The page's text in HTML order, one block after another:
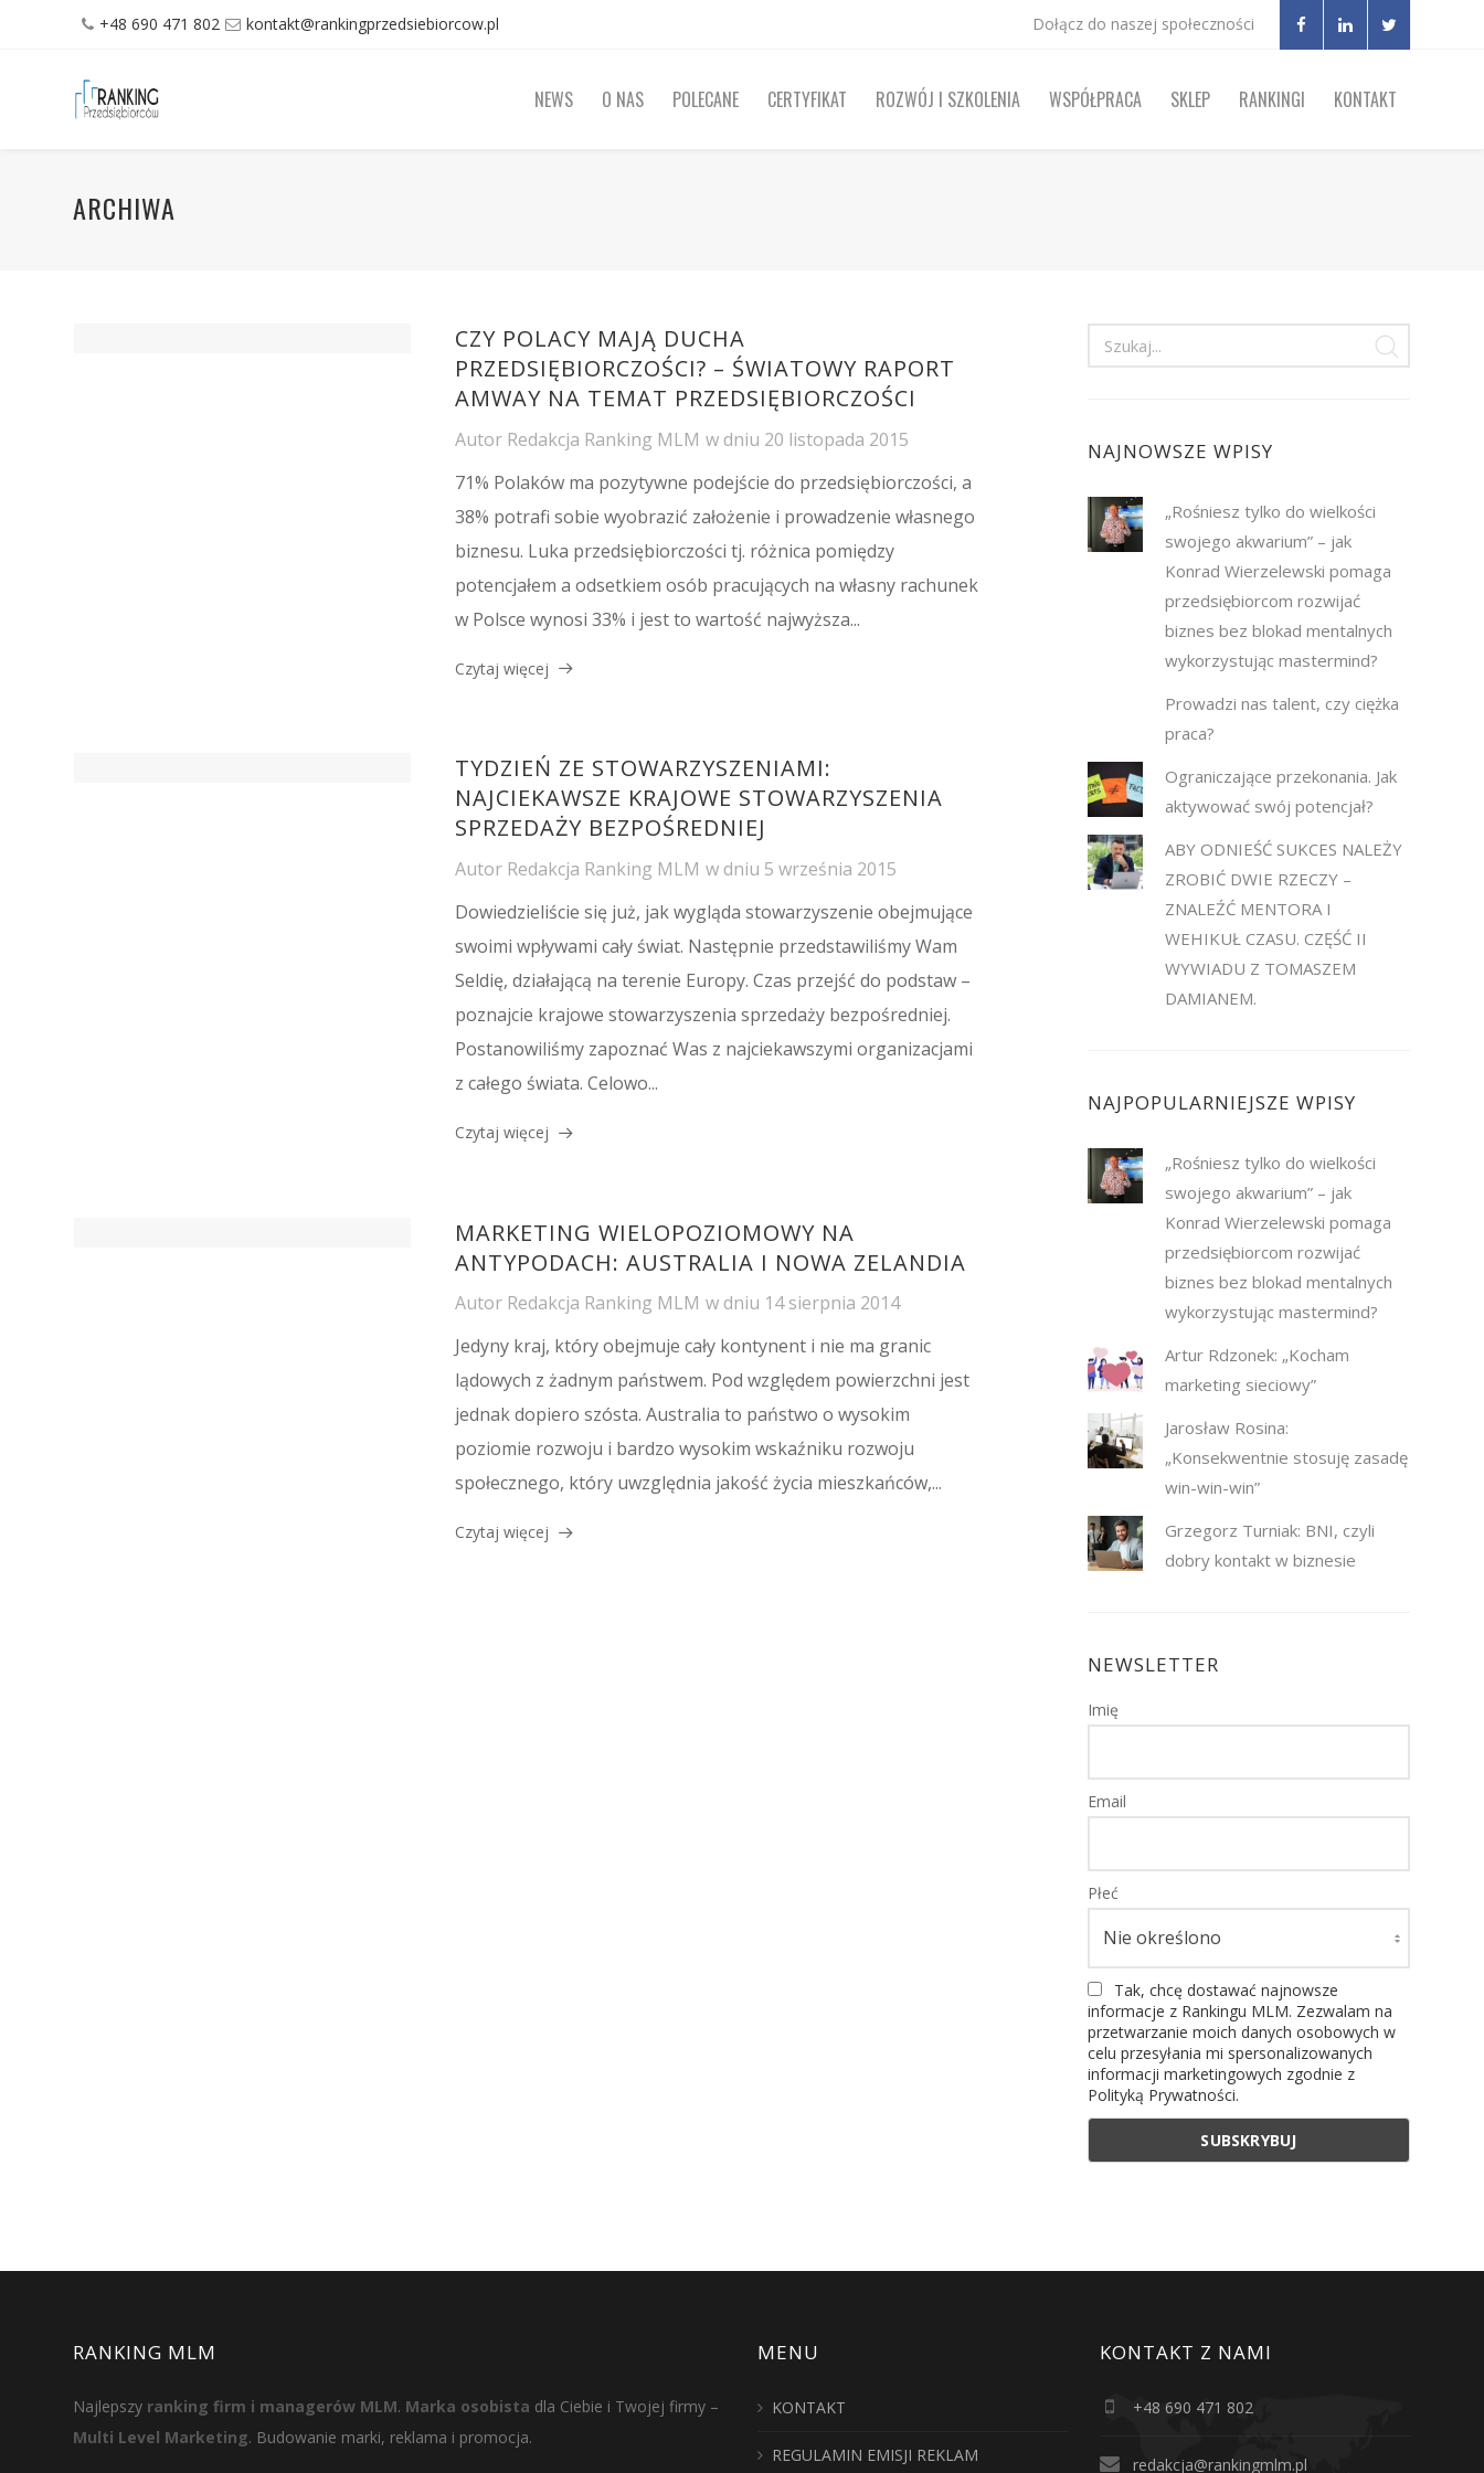
+48 690 471 802 kontakt@rankingprzedsiebiorcow.pl Dołącz do naszej społeczności
NEWS O NAS POLECANE CERTYFIKAT ROZWÓJ I SZKOLENIA WSPÓŁPRACA SKLEP RANKINGI KONTAKT
ARCHIWA
CZY POLACY MAJĄ DUCHA
PRZEDSIĘBIORCZOŚCI? – ŚWIATOWY RAPORT
AMWAY NA TEMAT PRZEDSIĘBIORCZOŚCI
Autor Redakcja Ranking MLM w dniu 20 listopada 2015
71% Polaków ma pozytywne podejście do przedsiębiorczości, a
38% potrafi sobie wyobrazić założenie i prowadzenie własnego
biznesu. Luka przedsiębiorczości tj. różnica pomiędzy
potencjałem a odsetkiem osób pracujących na własny rachunek
w Polsce wynosi 33% i jest to wartość najwyższa...
Czytaj więcej
TYDZIEŃ ZE STOWARZYSZENIAMI:
NAJCIEKAWSZE KRAJOWE STOWARZYSZENIA
SPRZEDAŻY BEZPOŚREDNIEJ
Autor Redakcja Ranking MLM w dniu 5 września 2015
Dowiedzieliście się już, jak wygląda stowarzyszenie obejmujące
swoimi wpływami cały świat. Następnie przedstawiliśmy Wam
Seldię, działającą na terenie Europy. Czas przejść do podstaw –
poznajcie krajowe stowarzyszenia sprzedaży bezpośredniej.
Postanowiliśmy zapoznać Was z najciekawszymi organizacjami
z całego świata. Celowo...
Czytaj więcej
MARKETING WIELOPOZIOMOWY NA
ANTYPODACH: AUSTRALIA I NOWA ZELANDIA
Autor Redakcja Ranking MLM w dniu 14 sierpnia 2014
Jedyny kraj, który obejmuje cały kontynent i nie ma granic
lądowych z żadnym państwem. Pod względem powierzchni jest
jednak dopiero szósta. Australia to państwo o wysokim
poziomie rozwoju i bardzo wysokim wskaźniku rozwoju
społecznego, który uwzględnia jakość życia mieszkańców,...
Czytaj więcej
NAJNOWSZE WPISY
„Rośniesz tylko do wielkości
swojego akwarium” – jak
Konrad Wierzelewski pomaga
przedsiębiorcom rozwijać
biznes bez blokad mentalnych
wykorzystując mastermind?
Prowadzi nas talent, czy ciężka
praca?
Ograniczające przekonania. Jak
aktywować swój potencjał?
ABY ODNIEŚĆ SUKCES NALEŻY
ZROBIĆ DWIE RZECZY –
ZNALEŹĆ MENTORA I
WEHIKUŁ CZASU. CZĘŚĆ II
WYWIADU Z TOMASZEM
DAMIANEM.
NAJPOPULARNIEJSZE WPISY
„Rośniesz tylko do wielkości
swojego akwarium” – jak
Konrad Wierzelewski pomaga
przedsiębiorcom rozwijać
biznes bez blokad mentalnych
wykorzystując mastermind?
Artur Rdzonek: „Kocham
marketing sieciowy”
Jarosław Rosina:
„Konsekwentnie stosuję zasadę
win-win-win”
Grzegorz Turniak: BNI, czyli
dobry kontakt w biznesie
NEWSLETTER
Imię
Email
Płeć
Tak, chcę dostawać najnowsze
informacje z Rankingu MLM. Zezwalam na
przetwarzanie moich danych osobowych w
celu przesyłania mi spersonalizowanych
informacji marketingowych zgodnie z
Polityką Prywatności.
RANKING MLM
Najlepszy ranking firm i managerów MLM. Marka osobista dla Ciebie i Twojej firmy –
Multi Level Marketing. Budowanie marki, reklama i promocja.
MENU
KONTAKT
REGULAMIN EMISJI REKLAM
KONTAKT Z NAMI
+48 690 471 802
redakcja@rankingmlm.pl